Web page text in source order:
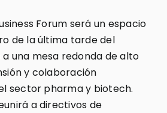
Forum será un espacio
de la última tarde del
una mesa redonda de alto
y colaboración
sector pharma y biotech.
a directivos de